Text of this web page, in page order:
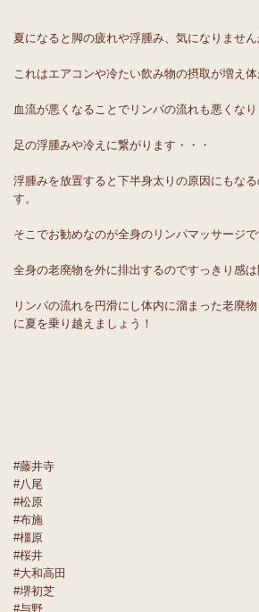
夏になると脚の疲れや浮腫み、気になりません
これはエアコンや冷たい飲み物の摂取が増え
血流が悪くなることでリンパの流れも悪くなり
足の浮腫みや冷えに繋がります・・・
浮腫みを放置すると下半身太りの原因にもな
す。
そこでお勧めなのが全身のリンパマッサージで
全身の老廃物を外に排出するのですっきり感は
リンパの流れを円滑にし体内に溜まった老廃
に夏を乗り越えましょう！
#藤井寺
#八尾
#松原
#布施
#橿原
#桜井
#大和高田
#堺初芝
#与野